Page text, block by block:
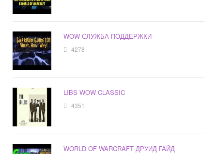
WOW СЛУЖБА ПОДДЕРЖКИ
4278
LIBS WOW CLASSIC
4351
WORLD OF WARCRAFT ДРУИД ГАЙД